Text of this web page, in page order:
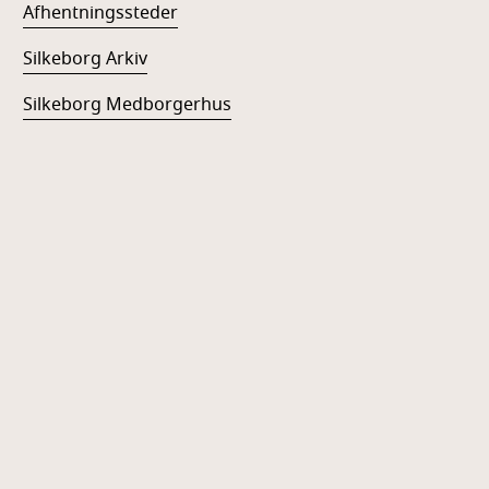
Afhentningssteder
Silkeborg Arkiv
Silkeborg Medborgerhus